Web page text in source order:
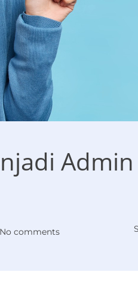
No comments